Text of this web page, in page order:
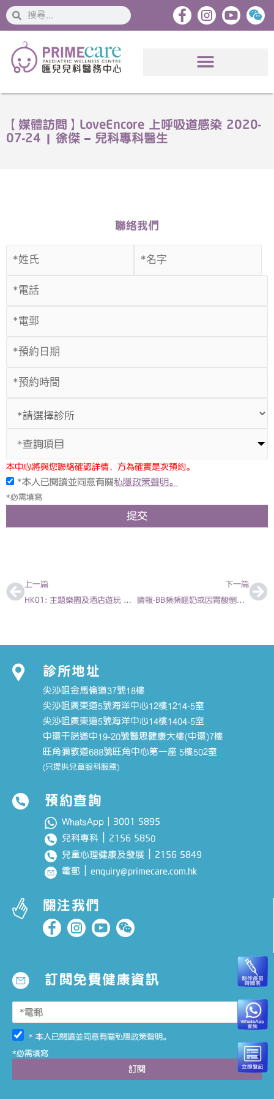
搜
索
搜
索
【媒體訪問】LoveEncore 上呼吸道感染 2020-
07-24 | 徐傑 – 兒科專科醫生
聯絡我們
*查詢項目
本中心將與您聯絡確認詳情，方為確實是次預約。
*本人已閱讀並同意有關私隱政策聲明。
*必需填寫
提交
上一篇
HK01: 主題樂園及酒店遊玩 醫生教路防疫9招 2020-07-09 | 陳欣永醫生
下一篇
晴報-BB頻頻嘔奶或因胃酸倒流-陳亦俊 兒科專科醫生
診所地址
尖沙咀金馬倫道37號18樓
尖沙咀廣東道5號海洋中心12樓1214-5室
尖沙咀廣東道5號海洋中心14樓1404-5室
中環干諾道中19-20號醫思健康大樓(中環)7樓
旺角彌敦道688號旺角中心第一座 5樓502室
(只提供兒童眼科服務)
預約查詢
WhatsApp｜ 3001 5895
兒科專科 2156 5850
兒童心理健康及發展
2156 5849
電郵 ｜enquiry@primecare.com.hk
關注我們
訂閱免費健康資訊
* 本人已閱讀並同意有關私隱政策聲明。
*必需填寫